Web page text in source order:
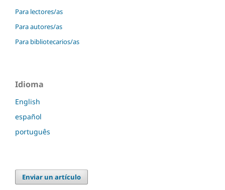
Para lectores/as
Para autores/as
Para bibliotecarios/as
Idioma
English
español
português
Enviar un artículo